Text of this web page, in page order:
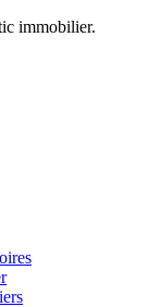
immobilier.